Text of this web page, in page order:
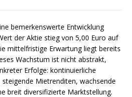
bemerkenswerte Entwicklung
der Aktie stieg von 5,00 Euro auf
mittelfristige Erwartung liegt bereits
Wachstum ist nicht abstrakt,
Erfolge: kontinuierliche
Mietrenditen, wachsende
breit diversifizierte Marktstellung.